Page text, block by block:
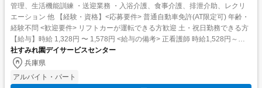
管理、生活機能訓練 ・送迎業務 ・入浴介護、食事介護、排泄介助、レクリ
エーション 他 【経験・資格】<応募要件> 普通自動車免許(AT限定可) 年齢・
経験不問 <歓迎要件> リフトカーが運転できる方歓迎 土・祝日勤務できる方
【給与】時給 1,328円 〜 1,578円 <給与の備考> 正看護師 時給1,528円～
1,57...
社すみれ園デイサービスセンター
兵庫県
アルバイト・パート